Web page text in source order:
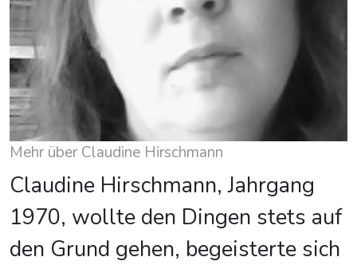
Mehr über Claudine Hirschmann
Claudine Hirschmann, Jahrgang
1970, wollte den Dingen stets auf
den Grund gehen, begeisterte sich